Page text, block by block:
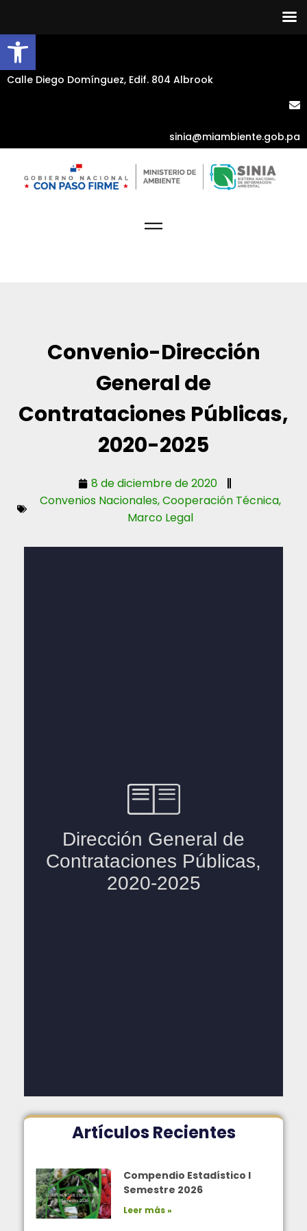
Abrir barra de herramientas
Calle Diego Domínguez, Edif. 804 Albrook
sinia@miambiente.gob.pa
Convenio-Dirección
General de
Contrataciones Públicas,
2020-2025
8 de diciembre de 2020
Convenios Nacionales,Cooperación Técnica,
Marco Legal
Artículos Recientes
Compendio Estadístico I
Semestre 2026
Leer más »